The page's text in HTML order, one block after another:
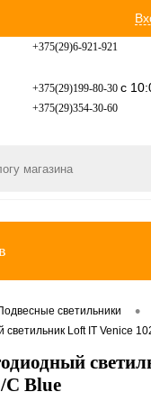
+375(29)6-921-921
+375(29)199-80-30 с
+375(29)354-30-60
светильники •
Loft IT Venice
C Blue